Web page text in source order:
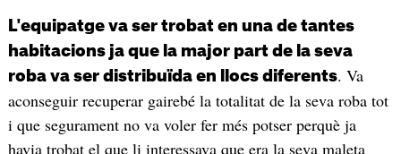
L'equipatge va ser trobat en una de tantes
habitacions ja que la major part de la seva
roba va ser distribuïda en llocs diferents. Va
aconseguir recuperar gairebé la totalitat de la seva roba tot
i que segurament no va voler fer més potser perquè ja
havia trobat el que li interessava que era la seva maleta